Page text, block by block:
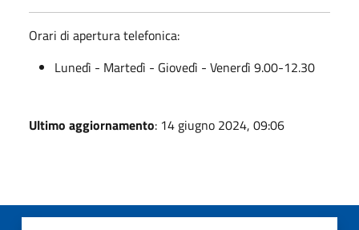
Orari di apertura telefonica:
Lunedì - Martedì - Giovedì - Venerdì 9.00-12.30
Ultimo aggiornamento: 14 giugno 2024, 09:06